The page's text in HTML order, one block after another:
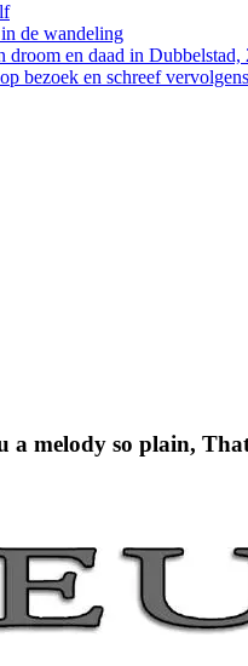
de wandeling
droom en daad in Dubbelstad,
bezoek en schreef
melody so plain,